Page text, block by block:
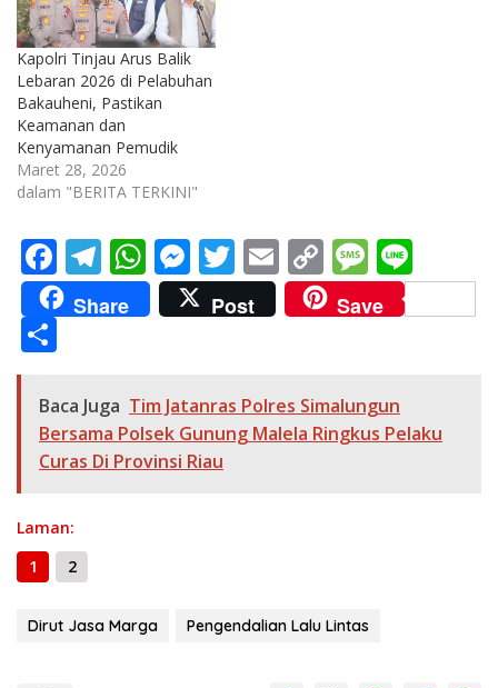
Kapolri Tinjau Arus Balik
Lebaran 2026 di Pelabuhan
Bakauheni, Pastikan
Keamanan dan
Kenyamanan Pemudik
Maret 28, 2026
dalam "BERITA TERKINI"
F
ac
e
o
o
k
T
el
e
a
m
W
h
at
A
p
p
M
e
ss
n
g
er
T
w
itt
E
m
ai
C
o
p
Li
n
M
e
ss
g
e
n
e
Share Post Save
ar
e
Baca Juga Tim Jatanras Polres Simalungun
Bersama Polsek Gunung Malela Ringkus Pelaku
Curas Di Provinsi Riau
Laman:
1
2
Dirut Jasa Marga Pengendalian Lalu Lintas